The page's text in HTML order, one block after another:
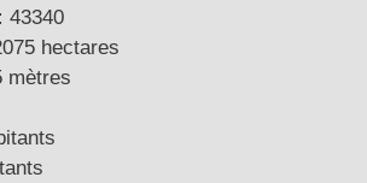
43340
hectares
mètres